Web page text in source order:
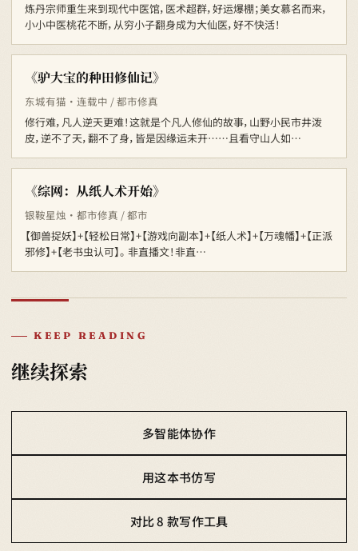
炼丹宗师重生来到现代中医馆，医术超群，好运爆棚；美女慕名而来，
小小中医桃花不断，从穷小子翻身成为大仙医，好不快活！
《驴大宝的种田修仙记》
东城有猫 · 连载中 / 都市修真
修行难，凡人逆天更难！这就是个凡人修仙的故事，山野小民市井泼
皮，逆不了天，翻不了身，皆是因缘运未开……且看守山人如…
《综网：从纸人术开始》
银鞍星烛 · 都市修真 / 都市
【御兽捉妖】+【轻松日常】+【游戏向副本】+【纸人术】+【万魂幡】+【正派
邪修】+【老书虫认可】。 非直播文！非直…
KEEP READING
继续探索
多智能体协作
用这本书仿写
对比 8 款写作工具